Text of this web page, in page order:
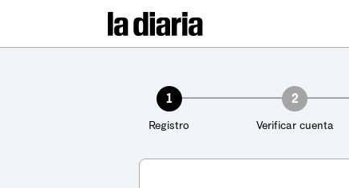
1
Registro
2
Verificar cuenta